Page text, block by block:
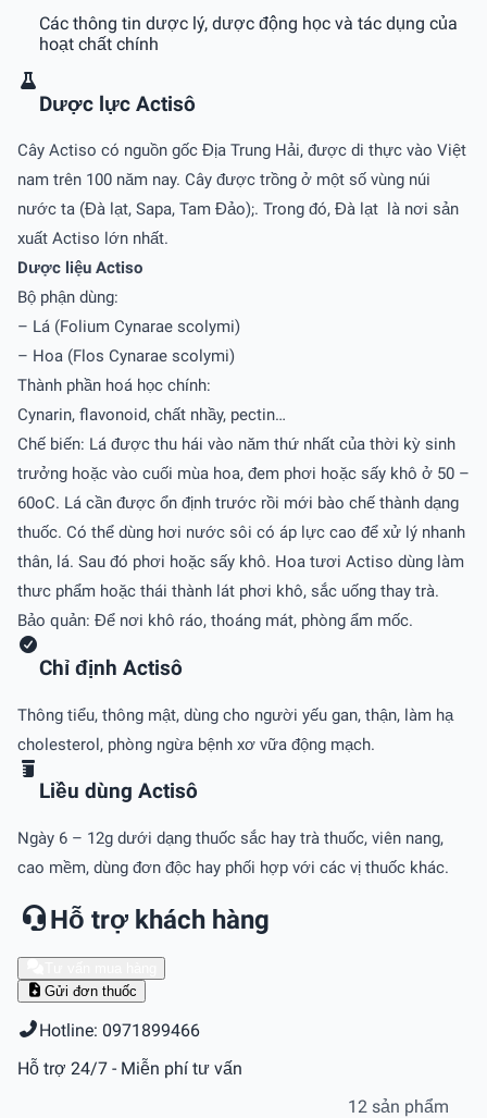
Các thông tin dược lý, dược động học và tác dụng của
hoạt chất chính
Dược lực Actisô
Cây Actiso có nguồn gốc Địa Trung Hải, được di thực vào Việt
nam trên 100 năm nay. Cây được trồng ở một số vùng núi
nước ta (Đà lạt, Sapa, Tam Đảo);. Trong đó, Đà lạt là nơi sản
xuất Actiso lớn nhất.
Dược liệu Actiso
Bộ phận dùng:
– Lá (Folium Cynarae scolymi)
– Hoa (Flos Cynarae scolymi)
Thành phần hoá học chính:
Cynarin, flavonoid, chất nhầy, pectin…
Chế biến: Lá được thu hái vào năm thứ nhất của thời kỳ sinh
trưởng hoặc vào cuối mùa hoa, đem phơi hoặc sấy khô ở 50 –
60oC. Lá cần được ổn định trước rồi mới bào chế thành dạng
thuốc. Có thể dùng hơi nước sôi có áp lực cao để xử lý nhanh
thân, lá. Sau đó phơi hoặc sấy khô. Hoa tươi Actiso dùng làm
thưc phẩm hoặc thái thành lát phơi khô, sắc uống thay trà.
Bảo quản: Để nơi khô ráo, thoáng mát, phòng ẩm mốc.
Chỉ định Actisô
Thông tiểu, thông mật, dùng cho người yếu gan, thận, làm hạ
cholesterol, phòng ngừa bệnh xơ vữa động mạch.
Liều dùng Actisô
Ngày 6 – 12g dưới dạng thuốc sắc hay trà thuốc, viên nang,
cao mềm, dùng đơn độc hay phối hợp với các vị thuốc khác.
Hỗ trợ khách hàng
Gửi đơn thuốc
Hotline: 0971899466
Hỗ trợ 24/7 - Miễn phí tư vấn
12 sản phẩm